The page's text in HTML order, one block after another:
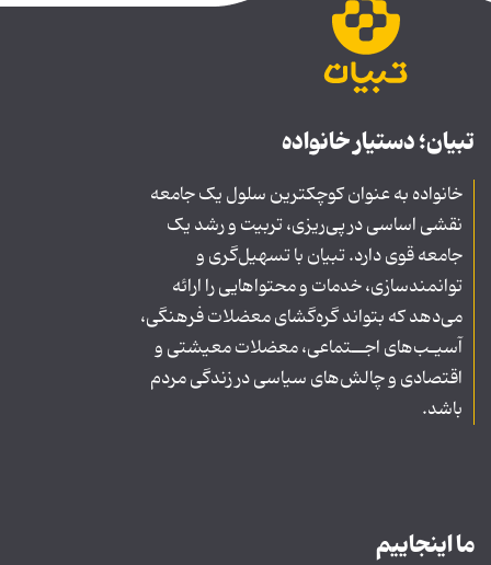
تبیان؛ دستیار خانواده
خانواده به عنوان کوچکترین سلول یک جامعه
نقشی اساسی در پی‌ریزی، تربیت و رشد یک
جامعه قوی دارد. تبیان با تسهیل‌گری و
توانمندسازی، خدمات و محتواهایی را ارائه
می‌دهد که بتواند گره‌گشای معضلات فرهنگی،
آسیـب‌های اجــتماعی، معضلات معیشتی و
اقتصادی و چالش‌های سیاسی در زندگی مردم
باشد.
ما اینجاییم